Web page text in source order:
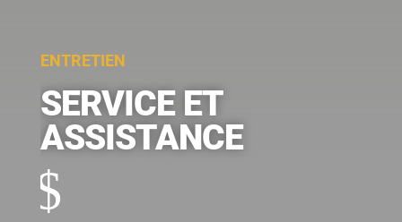
ENTRETIEN
SERVICE ET
ASSISTANCE
$